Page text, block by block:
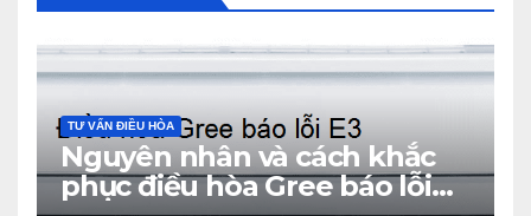
TƯ VẤN ĐIỀU HÒA
Nguyên nhân và cách khắc
phục điều hòa Gree báo lỗi